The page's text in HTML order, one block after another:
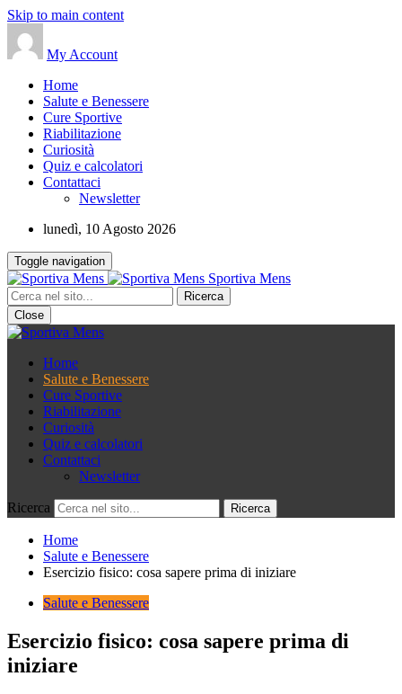
Skip to main content
My Account
Home
Salute e Benessere
Cure Sportive
Riabilitazione
Curiosità
Quiz e calcolatori
Contattaci
Newsletter
lunedì, 10 Agosto 2026
Toggle navigation
Sportiva Mens
Close
Home
Salute e Benessere
Cure Sportive
Riabilitazione
Curiosità
Quiz e calcolatori
Contattaci
Newsletter
Ricerca
Home
Salute e Benessere
Esercizio fisico: cosa sapere prima di iniziare
Salute e Benessere
Esercizio fisico: cosa sapere prima di
iniziare